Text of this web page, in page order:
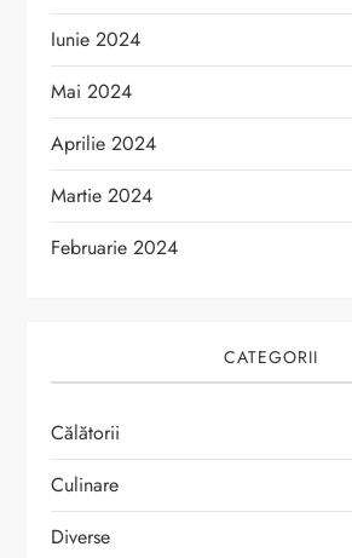
Iunie 2024
Mai 2024
Aprilie 2024
Martie 2024
Februarie 2024
CATEGORII
Călătorii
Culinare
Diverse